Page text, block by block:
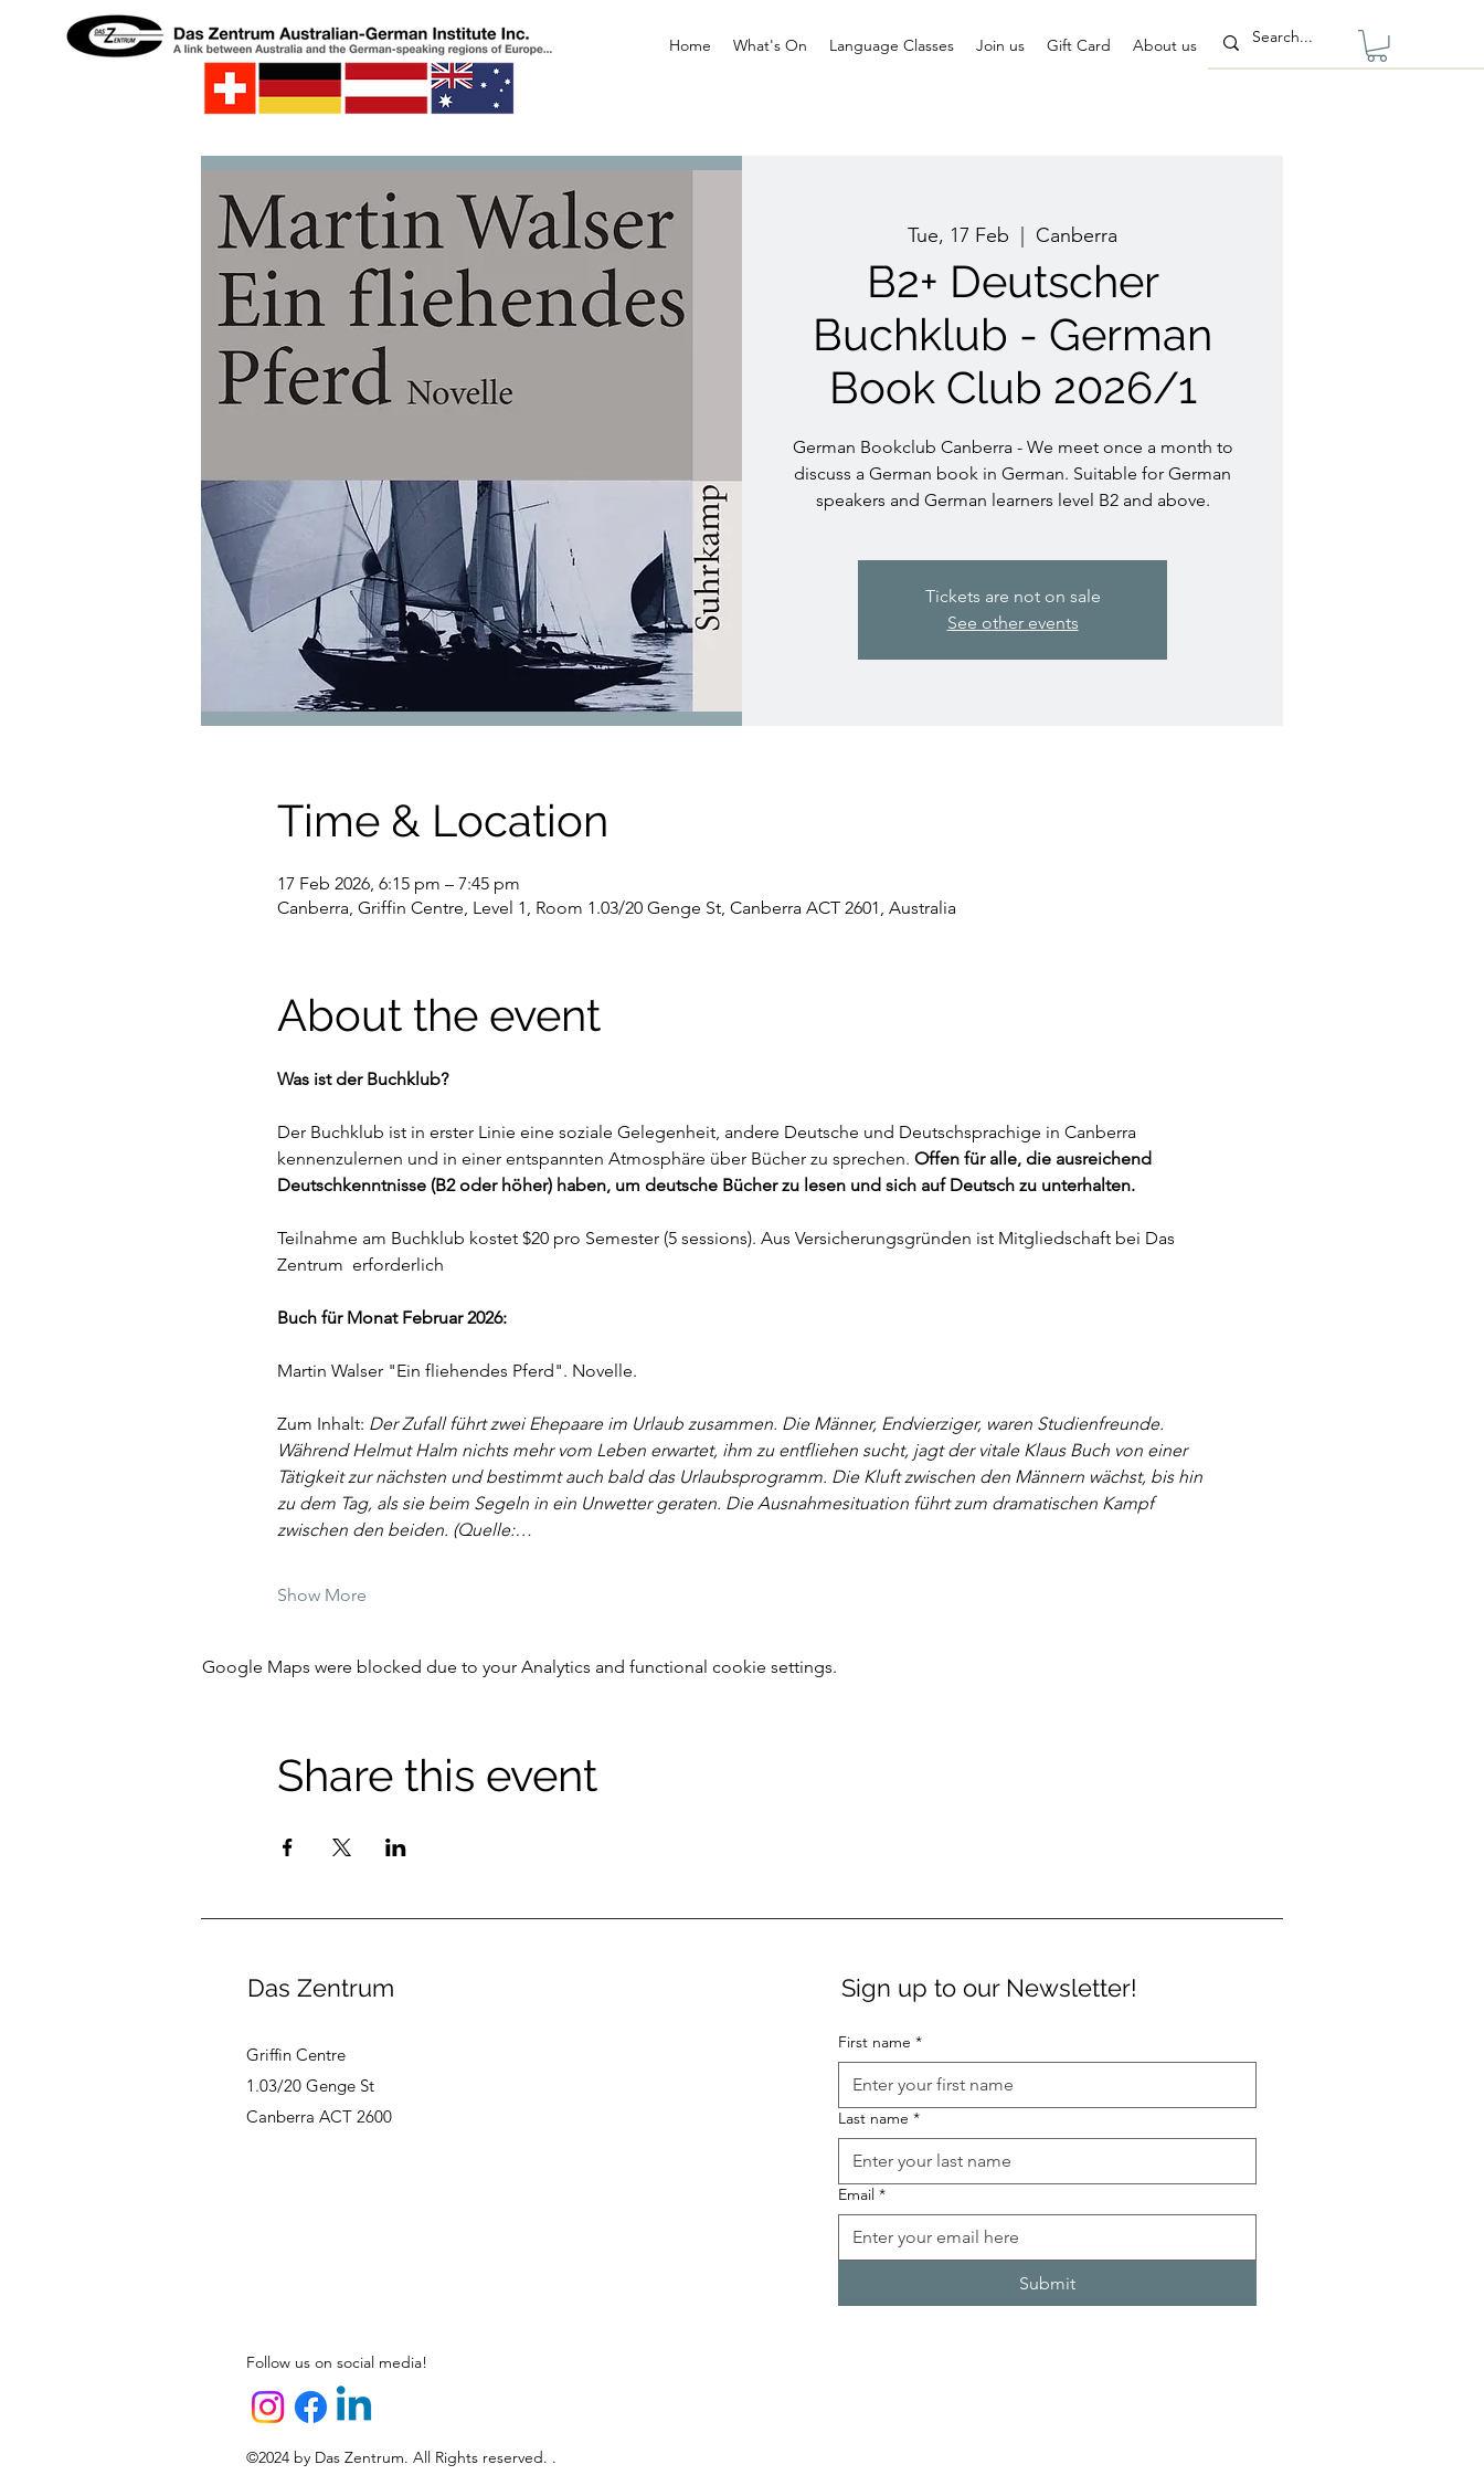
Home What's On Language Classes Join us Gift Card About us
Tue, 17 Feb
  |
Canberra
B2+ Deutscher
Buchklub - German
Book Club 2026/1
German Bookclub Canberra - We meet once a month to
discuss a German book in German. Suitable for German
speakers and German learners level B2 and above.
Tickets are not on sale
See other events
Time & Location
17 Feb 2026, 6:15 pm – 7:45 pm
Canberra, Griffin Centre, Level 1, Room 1.03/20 Genge St, Canberra ACT 2601, Australia
About the event
Was ist der Buchklub?
Der Buchklub ist in erster Linie eine soziale Gelegenheit, andere Deutsche und Deutschsprachige in Canberra
kennenzulernen und in einer entspannten Atmosphäre über Bücher zu sprechen. Offen für alle, die ausreichend
Deutschkenntnisse (B2 oder höher) haben, um deutsche Bücher zu lesen und sich auf Deutsch zu unterhalten.
Teilnahme am Buchklub kostet $20 pro Semester (5 sessions). Aus Versicherungsgründen ist Mitgliedschaft bei Das
Zentrum  erforderlich
Buch für Monat Februar 2026:
Martin Walser "Ein fliehendes Pferd". Novelle.
Zum Inhalt: Der Zufall führt zwei Ehepaare im Urlaub zusammen. Die Männer, Endvierziger, waren Studienfreunde.
Während Helmut Halm nichts mehr vom Leben erwartet, ihm zu entfliehen sucht, jagt der vitale Klaus Buch von einer
Tätigkeit zur nächsten und bestimmt auch bald das Urlaubsprogramm. Die Kluft zwischen den Männern wächst, bis hin
zu dem Tag, als sie beim Segeln in ein Unwetter geraten. Die Ausnahmesituation führt zum dramatischen Kampf
zwischen den beiden. (Quelle:…
Show More
Google Maps were blocked due to your Analytics and functional cookie settings.
Share this event
Das Zentrum
Griffin Centre
1.03/20 Genge St
Canberra ACT 2600
Sign up to our Newsletter!
First name *
Last name *
Email *
Submit
Follow us on social media!
©2024 by Das Zentrum. All Rights reserved. .